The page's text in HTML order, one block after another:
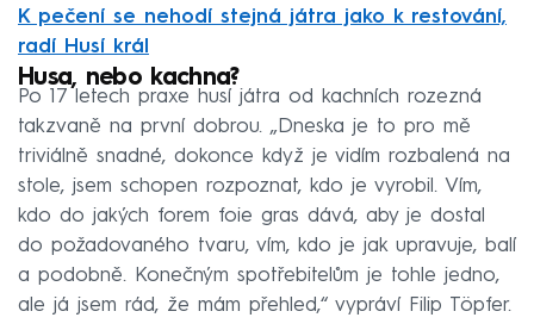
K pečení se nehodí stejná játra jako k restování,
radí Husí král
Husa, nebo kachna?
Po 17 letech praxe husí játra od kachních rozezná
takzvaně na první dobrou. „Dneska je to pro mě
triviálně snadné, dokonce když je vidím rozbalená na
stole, jsem schopen rozpoznat, kdo je vyrobil. Vím,
kdo do jakých forem foie gras dává, aby je dostal
do požadovaného tvaru, vím, kdo je jak upravuje, balí
a podobně. Konečným spotřebitelům je tohle jedno,
ale já jsem rád, že mám přehled,“ vypráví Filip Töpfer.